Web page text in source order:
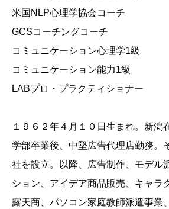
米国NLP心理学協会コーチ
GCSコーチングコーチ
コミュニケーション心理学1級
コミュニケーション能力1級
LABプロ・プラクティショナー
１９６２年４月１０日生まれ。新潟
学部卒業後、中堅広告代理店勤務。
社を設立。以降、広告制作、モデル
ション、アイデア商品販売、キャラ
露天商、パソコン家庭教師派遣事業